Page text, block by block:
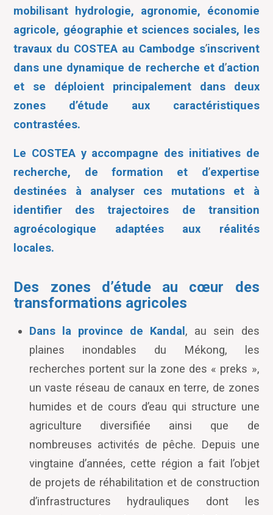
mobilisant hydrologie, agronomie, économie
agricole, géographie et sciences sociales, les
travaux du COSTEA au Cambodge s’inscrivent
dans une dynamique de recherche et d’action
et se déploient principalement dans deux
zones d’étude aux caractéristiques
contrastées.
Le COSTEA y accompagne des initiatives de
recherche, de formation et d’expertise
destinées à analyser ces mutations et à
identifier des trajectoires de transition
agroécologique adaptées aux réalités
locales.
Des zones d’étude au cœur des
transformations agricoles
Dans la province de Kandal , au sein des
plaines inondables du Mékong, les
recherches portent sur la zone des « preks »,
un vaste réseau de canaux en terre, de zones
humides et de cours d’eau qui structure une
agriculture diversifiée ainsi que de
nombreuses activités de pêche. Depuis une
vingtaine d’années, cette région a fait l’objet
de projets de réhabilitation et de construction
d’infrastructures hydrauliques dont les